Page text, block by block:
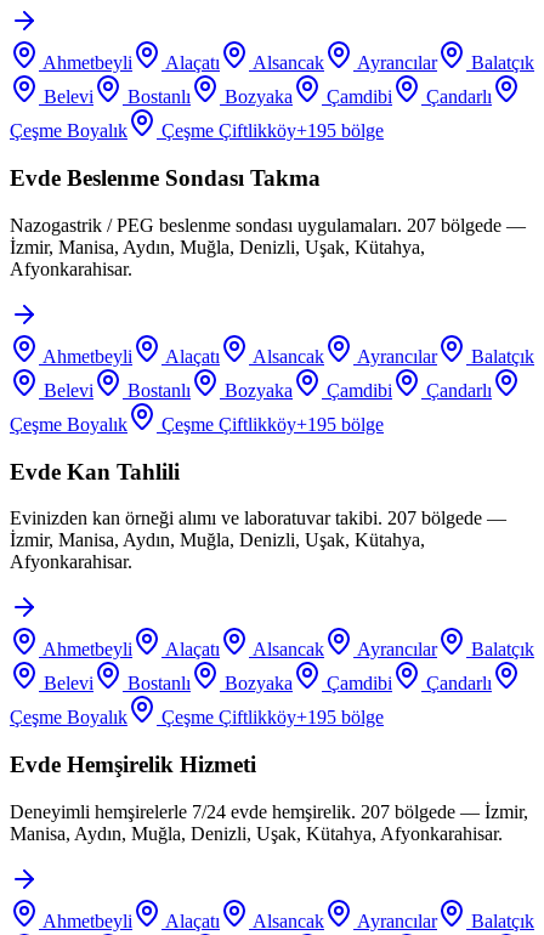
Ahmetbeyli Alaçatı Alsancak Ayrancılar
Balatçık
Belevi
Bostanlı Bozyaka Çamdibi
Çandarlı
Çeşme Boyalık
Çeşme Çiftlikköy+195 bölge
Evde Beslenme Sondası Takma
Nazogastrik / PEG beslenme sondası uygulamaları. 207 bölgede —
İzmir, Manisa, Aydın, Muğla, Denizli, Uşak, Kütahya,
Afyonkarahisar.
Ahmetbeyli Alaçatı Alsancak Ayrancılar
Balatçık
Belevi
Bostanlı Bozyaka Çamdibi
Çandarlı
Çeşme Boyalık
Çeşme Çiftlikköy+195 bölge
Evde Kan Tahlili
Evinizden kan örneği alımı ve laboratuvar takibi. 207 bölgede —
İzmir, Manisa, Aydın, Muğla, Denizli, Uşak, Kütahya,
Afyonkarahisar.
Ahmetbeyli Alaçatı Alsancak Ayrancılar
Balatçık
Belevi
Bostanlı Bozyaka Çamdibi
Çandarlı
Çeşme Boyalık
Çeşme Çiftlikköy+195 bölge
Evde Hemşirelik Hizmeti
Deneyimli hemşirelerle 7/24 evde hemşirelik. 207 bölgede — İzmir,
Manisa, Aydın, Muğla, Denizli, Uşak, Kütahya, Afyonkarahisar.
Ahmetbeyli Alaçatı Alsancak Ayrancılar Balatçık